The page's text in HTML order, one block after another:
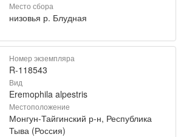
Место сбора
низовья р. Блудная
Номер экземпляра
R-118543
Вид
Eremophila alpestris
Местоположение
Монгун-Тайгинский р-н, Республика
Тыва (Россия)